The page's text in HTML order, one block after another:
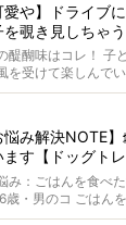
愛や】ドライブ
覗き見しちゃう
醍醐味はコレ！ 子
を受けて楽しんで
悩み解決NOTE
ます【ドッグト
み：ごはんを食べ
歳・男のコ ごはん